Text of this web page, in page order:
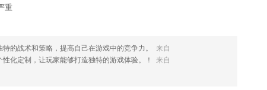
重
的战术和策略，提高自己在游戏中的竞争力。
来自
化定制，让玩家能够打造独特的游戏体验。！
来自